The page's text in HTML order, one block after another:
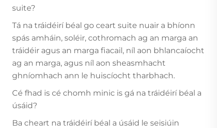
suite?
Tá na tráidéirí béal go ceart suite nuair a bhíonn
spás amháin, soléir, cothromach ag an marga an
tráidéir agus an marga fiacail, níl aon bhlancaíocht
ag an marga, agus níl aon sheasmhacht
ghníomhach ann le huiscíocht tharbhach.
Cé fhad is cé chomh minic is gá na tráidéirí béal a
úsáid?
Ba cheart na tráidéirí béal a úsáid le seisiúin